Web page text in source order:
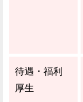
待遇・福利
厚生